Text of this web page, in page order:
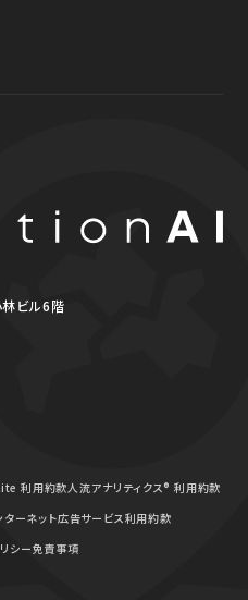
ビル6階
利用約款人流アナリティクス® 利用約款
ターネット広告サービス利用約款
シー免責事項